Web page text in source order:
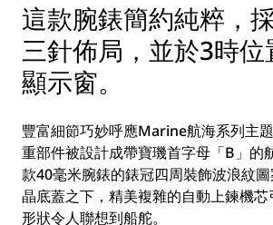
這款腕錶簡約純粹，
三針佈局，並於3時位
顯示窗。
豐富細節巧妙呼應Marine航海系列主
重部件被設計成帶寶璣首字母「B」的
款40毫米腕錶的錶冠四周裝飾波浪紋
晶底蓋之下，精美複雜的自動上鍊機
形狀令人聯想到船舵。